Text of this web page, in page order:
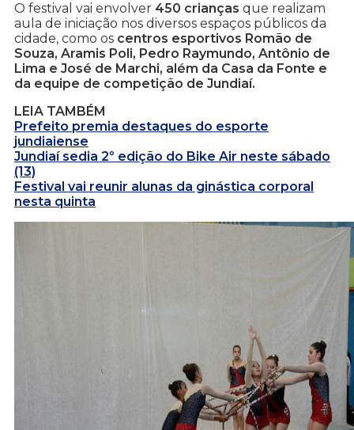
O festival vai envolver 450 crianças que realizam
aula de iniciação nos diversos espaços públicos da
cidade, como os centros esportivos Romão de
Souza, Aramis Poli, Pedro Raymundo, Antônio de
Lima e José de Marchi, além da Casa da Fonte e
da equipe de competição de Jundiaí.
LEIA TAMBÉM
Prefeito premia destaques do esporte
jundiaiense
Jundiaí sedia 2º edição do Bike Air neste sábado
(13)
Festival vai reunir alunas da ginástica corporal
nesta quinta